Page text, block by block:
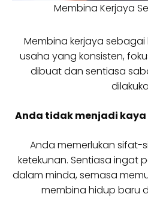
Membina Kerjaya
Membina kerjaya
usaha yang konsisten,
dibuat dan sentiasa
Anda tidak menjadi
Anda memerlukan
ketekunan. Sentiasa ingat
dalam minda, semasa
membina hidup baru